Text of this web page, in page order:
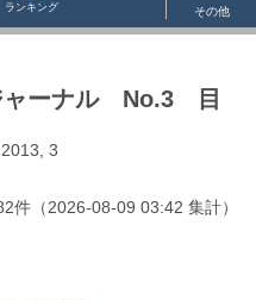
ランキング その他
ャーナル No.3 目
3
件 （2026-08-09 03:42 集計）